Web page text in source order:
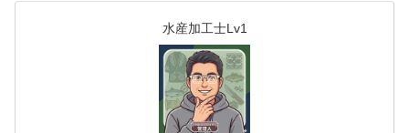
水産加工士Lv1